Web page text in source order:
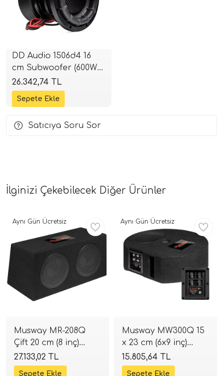
DD Audio 1506d4 16
cm Subwoofer (600W
RMS) | SPLHIFI
26.342,74 TL
Satıcıya Soru Sor
İlginizi Çekebilecek Diğer Ürünler
Musway MR-208Q
Çift 20 cm (8 inç)
Kabinli Subwoofer |
800W 2+2 Ohm |
27.133,02 TL
Aynı Gün Ücretsiz
Musway MW300Q 15
x 23 cm (6x9 inç)
Stepne İçi
Subwoofer | 400W
15.805,64 TL
Aynı Gün Ücretsiz